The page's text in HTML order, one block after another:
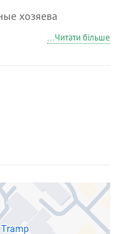
хозяева
...Читати більше